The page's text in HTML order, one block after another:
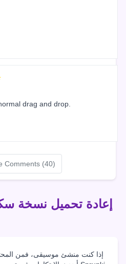
drag and drop.
Comments (40)
إعادة تحميل نسخة
إذا كنت منشئ موسيقى، فمن